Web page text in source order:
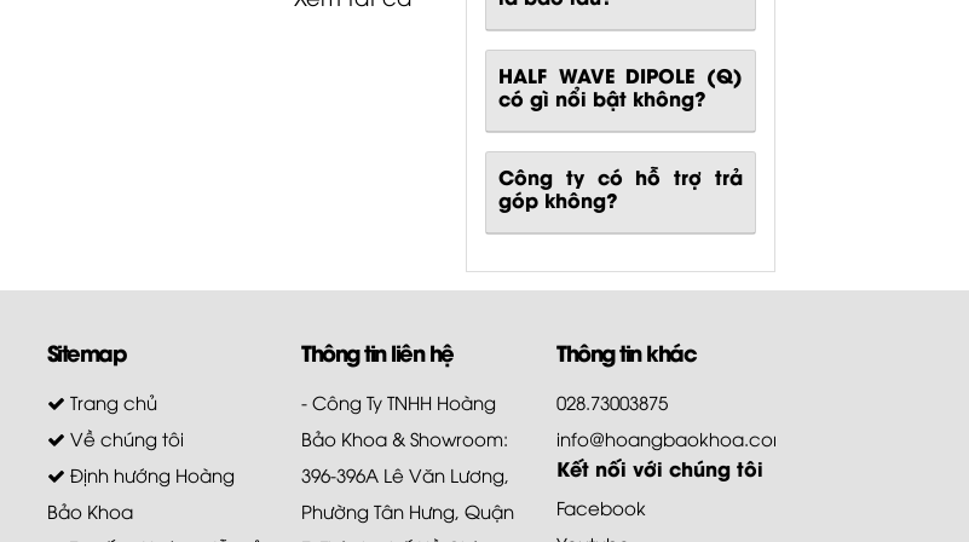
HALF WAVE DIPOLE (Q)
có gì nổi bật không?
Công ty có hỗ trợ trả
góp không?
Sitemap
Trang chủ
Về chúng tôi
Định hướng Hoàng
Bảo Khoa
Thông tin liên hệ
- Công Ty TNHH Hoàng
Bảo Khoa & Showroom:
396-396A Lê Văn Lương,
Phường Tân Hưng, Quận
Thông tin khác
028.73003875
info@hoangbaokhoa.com
Kết nối với chúng tôi
Facebook